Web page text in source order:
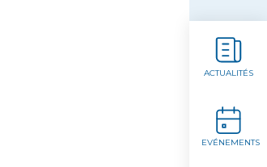
ACTUALITÉS
EVÉNEMENTS